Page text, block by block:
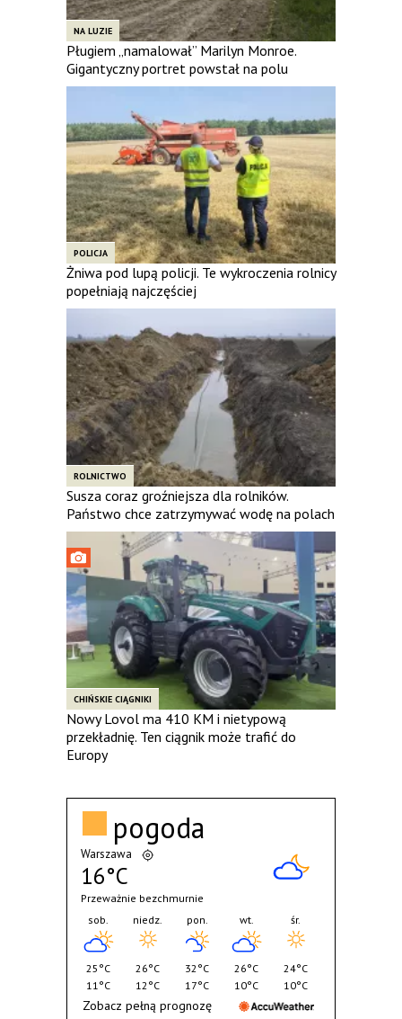
NA LUZIE
Pługiem „namalował” Marilyn Monroe.
Gigantyczny portret powstał na polu
POLICJA
Żniwa pod lupą policji. Te wykroczenia rolnicy
popełniają najczęściej
ROLNICTWO
Susza coraz groźniejsza dla rolników.
Państwo chce zatrzymywać wodę na polach
CHIŃSKIE CIĄGNIKI
Nowy Lovol ma 410 KM i nietypową
przekładnię. Ten ciągnik może trafić do
Europy
pogoda
Warszawa
16°C
Przeważnie bezchmurnie
sob.
25°C
11°C
niedz.
26°C
12°C
pon.
32°C
17°C
wt.
26°C
10°C
śr.
24°C
10°C
Zobacz pełną prognozę